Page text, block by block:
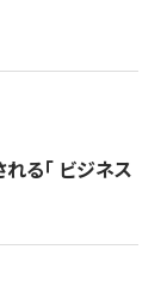
る「 ビジネス